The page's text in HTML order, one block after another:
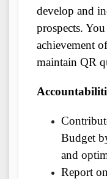
develop and
prospects.
achievement
maintain QR
Budget
and
Report